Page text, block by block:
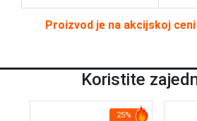
Proizvod je na akcijskoj ceni
Koristite
25%